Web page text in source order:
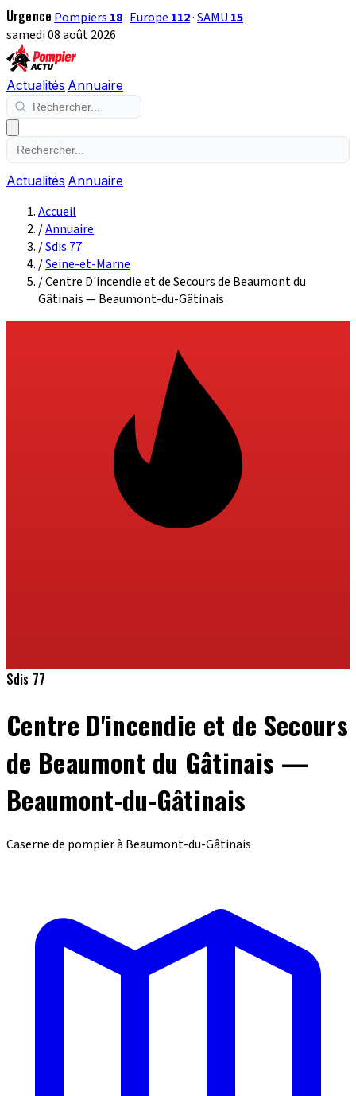
Urgence Pompiers 18· Europe 112·SAMU 15
samedi 08 août 2026
Actualités Annuaire
Actualités Annuaire
Accueil
/Annuaire
/Sdis 77
/Seine-et-Marne
/Centre D'incendie et de Secours de Beaumont du
Gâtinais — Beaumont-du-Gâtinais
Sdis 77
Centre D'incendie et de Secours
de Beaumont du Gâtinais —
Beaumont-du-Gâtinais
Caserne de pompier à Beaumont-du-Gâtinais